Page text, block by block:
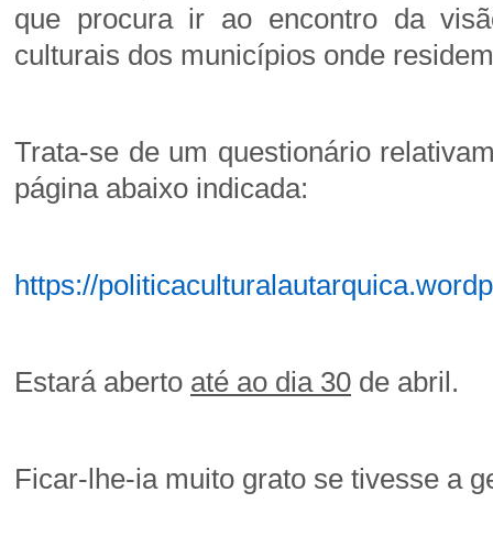
que procura ir ao encontro da
culturais dos municípios onde
Trata-se de um questionário
página abaixo indicada:
https://
Estará aberto até ao dia 30 de abril.
Ficar-lhe-ia muito grato se tivesse a